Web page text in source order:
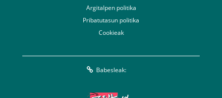
Argitalpen politika
Pribatutasun politika
Cookieak
Babesleak: